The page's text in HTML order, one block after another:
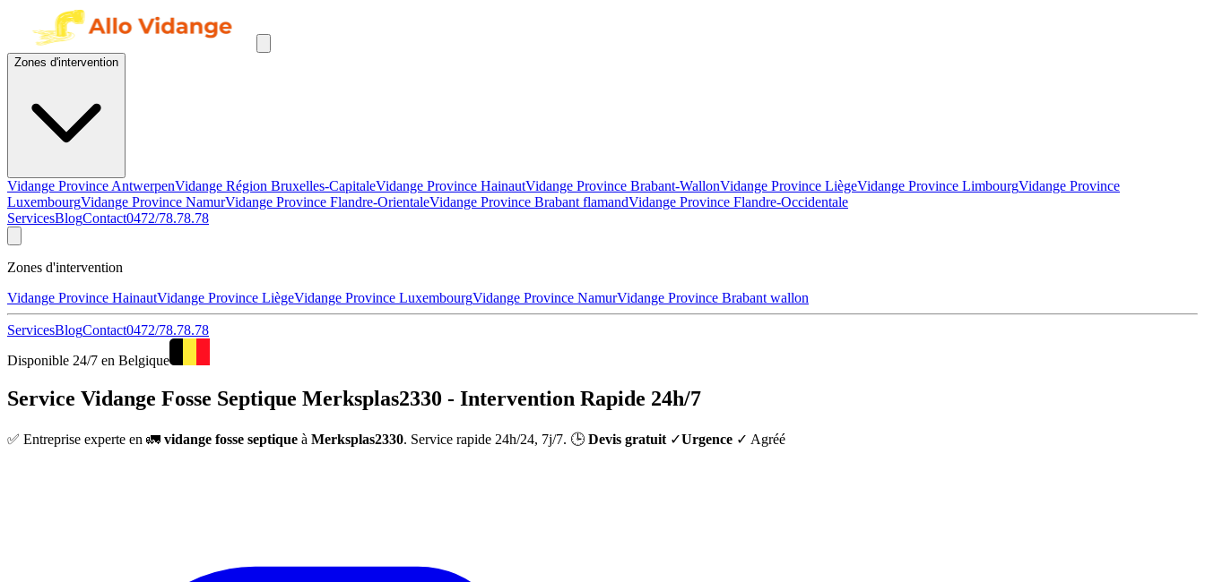
Zones d'intervention
Vidange Province AntwerpenVidange Région Bruxelles-CapitaleVidange Province HainautVidange Province Brabant-WallonVidange Province LiègeVidange Province LimbourgVidange Province
LuxembourgVidange Province NamurVidange Province Flandre-OrientaleVidange Province Brabant flamandVidange Province Flandre-Occidentale
ServicesBlogContact0472/78.78.78
Zones d'intervention
Vidange Province HainautVidange Province LiègeVidange Province LuxembourgVidange Province NamurVidange Province Brabant wallon
ServicesBlogContact0472/78.78.78
Disponible 24/7 en Belgique
Service Vidange Fosse Septique Merksplas2330 - Intervention Rapide 24h/7
✅ Entreprise experte en 🚛 vidange fosse septique à Merksplas2330. Service rapide 24h/24, 7j/7. 🕒 Devis gratuit ✓Urgence ✓ Agréé